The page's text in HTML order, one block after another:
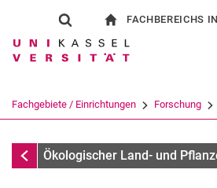
Suchformular
Suchbegriff
Suchen (öffnet
FACHBEREICHS
Fachgebiete / Einrichtungen Forschung
Abgeschlossene Projekte
Ökologischer Land- und